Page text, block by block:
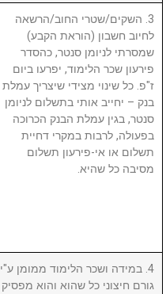
3. השקים/שטרי החוב/הרשאה
לחיוב חשבון (הוראת הקבע)
שמסרתי לניומן סנטר, כהסדר
פירעון שכר הלימוד, יפרעו ביום
ז"פ. כל שינוי מצידי שיצריך עמלת
בנק – יחייב אותי בתשלום לניומן
סנטר, בגין עמלת הבנק הכרוכה
בפעולה, לרבות במקרי דחיית
תשלום או אי-פירעון תשלום
מסיבה כל שהיא.
4. במידה ושכר הלימוד ממומן ע"י
גורם חיצוני כל שהוא והוא מפסיק